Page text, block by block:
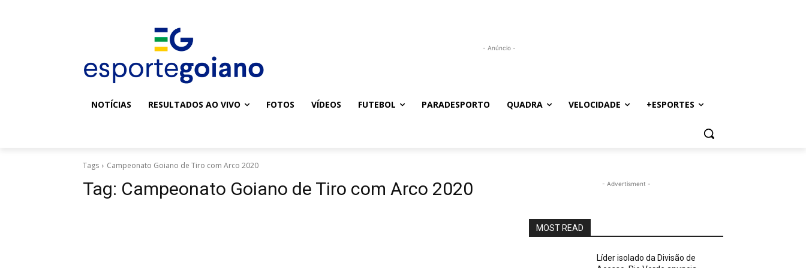
- Anúncio -
NOTÍCIAS RESULTADOS AO VIVO FOTOS VÍDEOS FUTEBOL PARADESPORTO QUADRA VELOCIDADE +ESPORTES
Tags Campeonato Goiano de Tiro com Arco 2020
Tag: Campeonato Goiano de Tiro com Arco 2020 - Advertisment -
MOST READ
Líder isolado da Divisão de